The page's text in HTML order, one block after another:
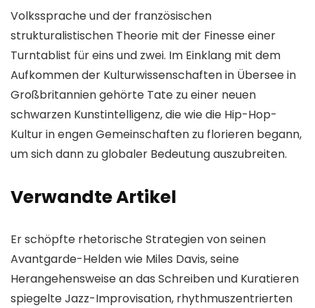
Volkssprache und der französischen
strukturalistischen Theorie mit der Finesse einer
Turntablist für eins und zwei. Im Einklang mit dem
Aufkommen der Kulturwissenschaften in Übersee in
Großbritannien gehörte Tate zu einer neuen
schwarzen Kunstintelligenz, die wie die Hip-Hop-
Kultur in engen Gemeinschaften zu florieren begann,
um sich dann zu globaler Bedeutung auszubreiten.
Verwandte Artikel
Er schöpfte rhetorische Strategien von seinen
Avantgarde-Helden wie Miles Davis, seine
Herangehensweise an das Schreiben und Kuratieren
spiegelte Jazz-Improvisation, rhythmuszentrierten